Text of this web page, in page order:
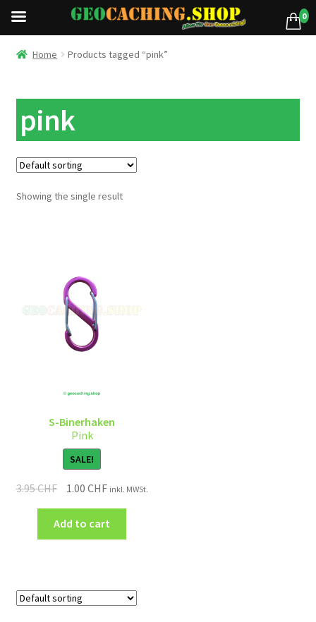
Home Products tagged “pink”
pink
Showing the single result
S-Binerhaken
Pink
SALE!
3.95CHF 1.00 CHF inkl. MWSt.
Add to cart
0